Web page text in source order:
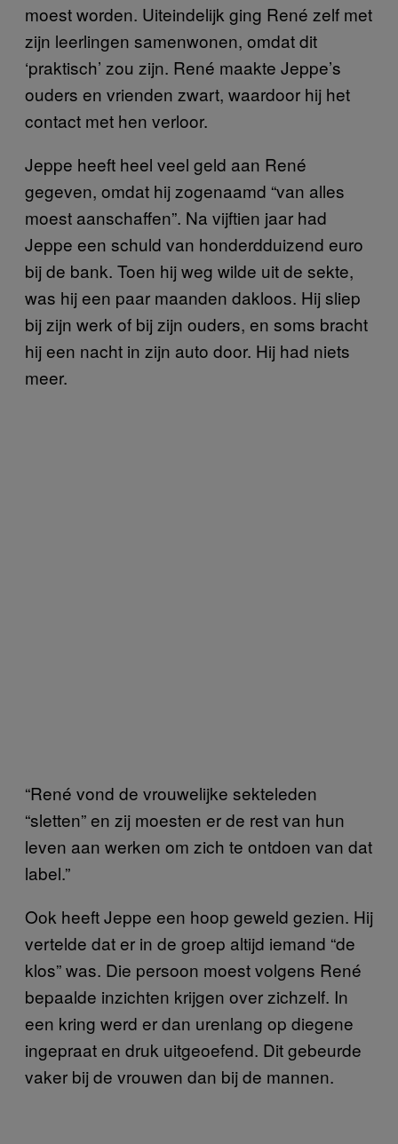
moest worden. Uiteindelijk ging René zelf met
zijn leerlingen samenwonen, omdat dit
‘praktisch’ zou zijn. René maakte Jeppe’s
ouders en vrienden zwart, waardoor hij het
contact met hen verloor.
Jeppe heeft heel veel geld aan René
gegeven, omdat hij zogenaamd “van alles
moest aanschaffen”. Na vijftien jaar had
Jeppe een schuld van honderdduizend euro
bij de bank. Toen hij weg wilde uit de sekte,
was hij een paar maanden dakloos. Hij sliep
bij zijn werk of bij zijn ouders, en soms bracht
hij een nacht in zijn auto door. Hij had niets
meer.
“René vond de vrouwelijke sekteleden
“sletten” en zij moesten er de rest van hun
leven aan werken om zich te ontdoen van dat
label.”
Ook heeft Jeppe een hoop geweld gezien. Hij
vertelde dat er in de groep altijd iemand “de
klos” was. Die persoon moest volgens René
bepaalde inzichten krijgen over zichzelf. In
een kring werd er dan urenlang op diegene
ingepraat en druk uitgeoefend. Dit gebeurde
vaker bij de vrouwen dan bij de mannen.